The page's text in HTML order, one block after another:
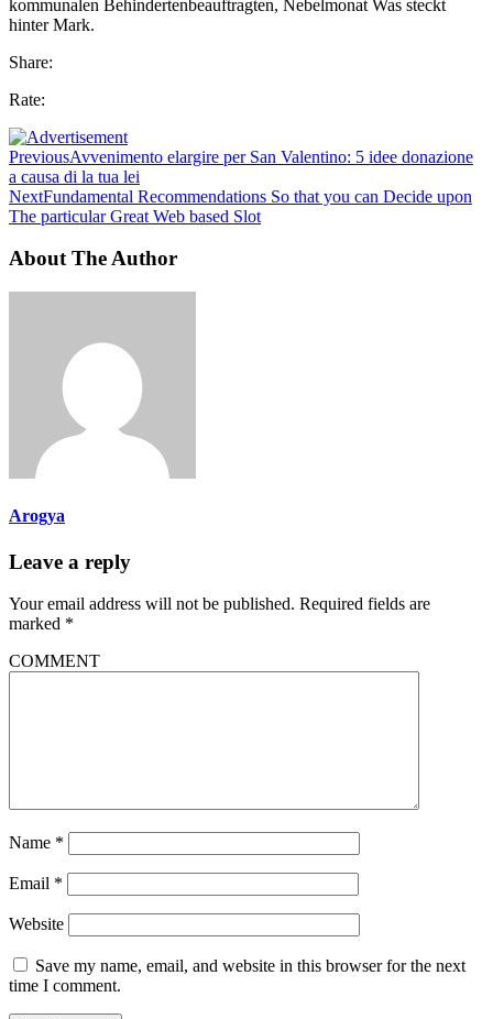
kommunalen Behindertenbeauftragten, Nebelmonat Was steckt
hinter Mark.
Share:
Rate:
PreviousAvvenimento elargire per San Valentino: 5 idee donazione
a causa di la tua lei
NextFundamental Recommendations So that you can Decide upon
The particular Great Web based Slot
About The Author
Arogya
Leave a reply
Your email address will not be published. Required fields are
marked *
COMMENT
Name *
Email *
Website
Save my name, email, and website in this browser for the next
time I comment.